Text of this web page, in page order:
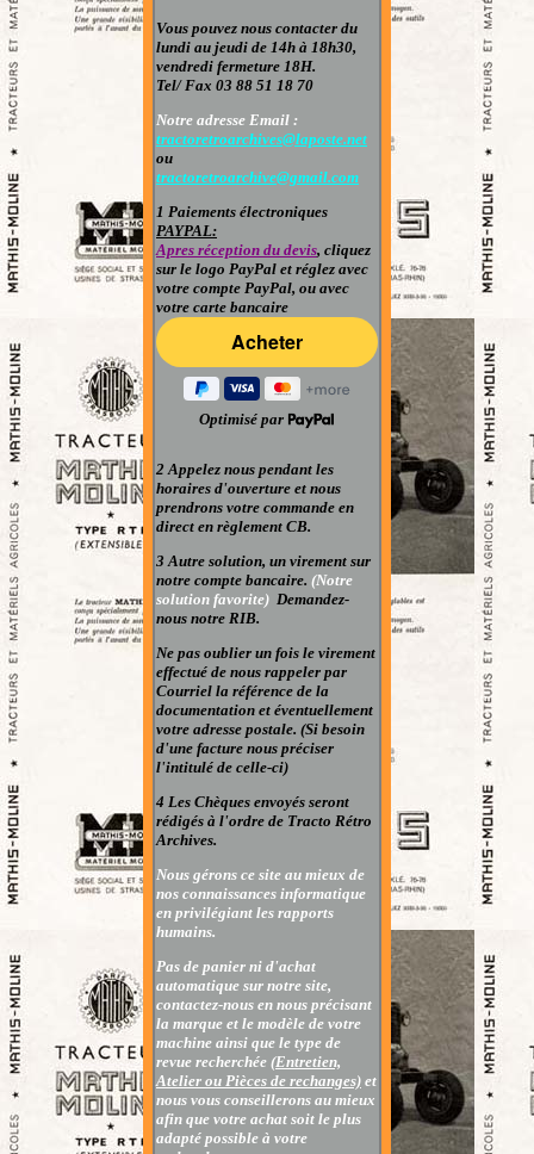
Vous pouvez nous contacter du
lundi au jeudi de 14h à 18h30,
vendredi fermeture 18H.
Tel/ Fax 03 88 51 18 70
Notre adresse Email :
tractoretroarchives@laposte.net
ou
tractoretroarchive@gmail.com
1 Paiements électroniques
PAYPAL:
Apres réception du devis, cliquez
sur le logo PayPal et réglez avec
votre compte PayPal, ou avec
votre carte bancaire
Optimisé par
2 Appelez nous pendant les
horaires d'ouverture et nous
prendrons votre commande en
direct en règlement CB.
3 Autre solution, un virement sur
notre compte bancaire. (Notre
solution favorite) Demandez-
nous notre RIB.
Ne pas oublier un fois le virement
effectué de nous rappeler par
Courriel la référence de la
documentation et éventuellement
votre adresse postale. (Si besoin
d'une facture nous préciser
l'intitulé de celle-ci)
4 Les Chèques envoyés seront
rédigés à l'ordre de Tracto Rétro
Archives.
Nous gérons ce site au mieux de
nos connaissances informatique
en privilégiant les rapports
humains.
Pas de panier ni d'achat
automatique sur notre site,
contactez-nous en nous précisant
la marque et le modèle de votre
machine ainsi que le type de
revue recherchée (Entretien,
Atelier ou Pièces de rechanges) et
nous vous conseillerons au mieux
afin que votre achat soit le plus
adapté possible à votre